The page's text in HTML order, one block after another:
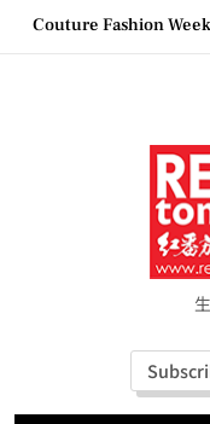
SkipCouture Fashion
the Future of
Vietjet Thailand
Bangkok Service
Epson reinvents
generation EcoTank
Couture Fashion